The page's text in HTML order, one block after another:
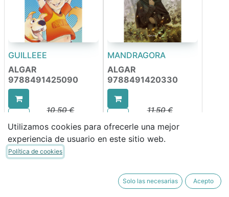
GUILLEEE
ALGAR
9788491425090
10,50€
MANDRAGORA
ALGAR
9788491420330
11,50€
Utilizamos cookies para ofrecerle una mejor
experiencia de usuario en este sitio web.
Política de cookies
Solo las necesarias Acepto